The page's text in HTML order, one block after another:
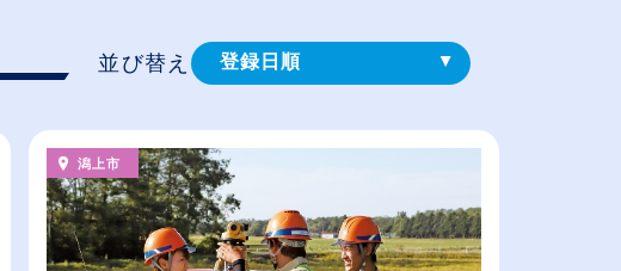
並び替え 登録⽇順
（⾼卒の給与を基準）
従業員が多い順
休日数が多い順
潟上市